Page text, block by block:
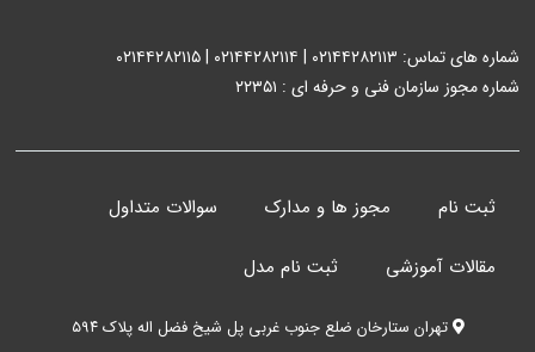
شماره های تماس: ۰۲۱۴۴۲۸۲۱۱۳ | ۰۲۱۴۴۲۸۲۱۱۴ | ۰۲۱۴۴۲۸۲۱۱۵
شماره مجوز سازمان فنی و حرفه ای : ۲۲۳۵۱
ثبت نام مجوز ها و مدارک سوالات متداول
مقالات آموزشی ثبت نام مدل
تهران ستارخان ضلع جنوب غربی پل شیخ فضل اله پلاک ۵۹۴